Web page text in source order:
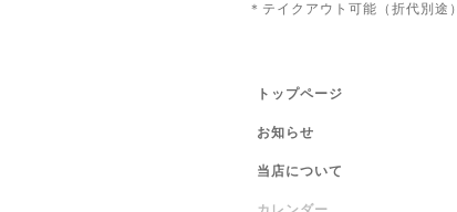
＊テイクアウト可能（折代別途）
トップページ
お知らせ
当店について